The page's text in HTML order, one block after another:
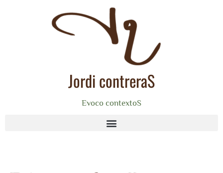
Jordi contreraS
Evoco contextoS